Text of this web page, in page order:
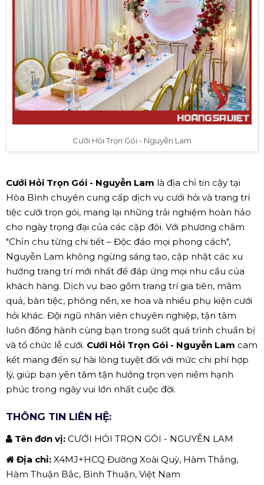
Cưới Hỏi Trọn Gói - Nguyễn Lam
Cưới Hỏi Trọn Gói - Nguyễn Lam là địa chỉ tin cậy tại
Hòa Bình chuyên cung cấp dịch vụ cưới hỏi và trang trí
tiệc cưới trọn gói, mang lại những trải nghiệm hoàn hảo
cho ngày trọng đại của các cặp đôi. Với phương châm
"Chỉn chu từng chi tiết – Độc đáo mọi phong cách",
Nguyễn Lam không ngừng sáng tạo, cập nhật các xu
hướng trang trí mới nhất để đáp ứng mọi nhu cầu của
khách hàng. Dịch vụ bao gồm trang trí gia tiên, mâm
quả, bàn tiệc, phông nền, xe hoa và nhiều phụ kiện cưới
hỏi khác. Đội ngũ nhân viên chuyên nghiệp, tận tâm
luôn đồng hành cùng bạn trong suốt quá trình chuẩn bị
và tổ chức lễ cưới. Cưới Hỏi Trọn Gói - Nguyễn Lam cam
kết mang đến sự hài lòng tuyệt đối với mức chi phí hợp
lý, giúp bạn yên tâm tận hưởng trọn vẹn niềm hạnh
phúc trong ngày vui lớn nhất cuộc đời.
THÔNG TIN LIÊN HỆ:
Tên đơn vị: CƯỚI HỎI TRỌN GÓI - NGUYỄN LAM
Địa chỉ: X4MJ+HCQ Đường Xoài Quỳ, Hàm Thắng,
Hàm Thuận Bắc, Bình Thuận, Việt Nam